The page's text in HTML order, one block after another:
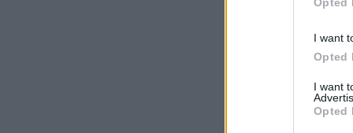
I want
Opted
I want
Opted